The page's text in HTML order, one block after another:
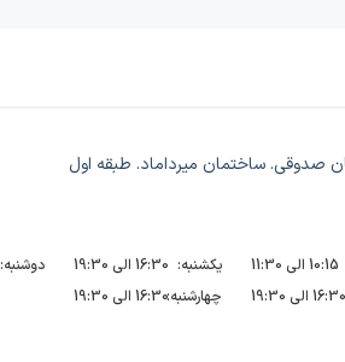
صدوقی. ساختمان میرداماد. طبقه اول
10:15 الی 11:30 یکشنبه: 16:30 الی 19:30 دوشنبه:
16:30 الی 19:30 چهارشنبه:16:30 الی 19:30